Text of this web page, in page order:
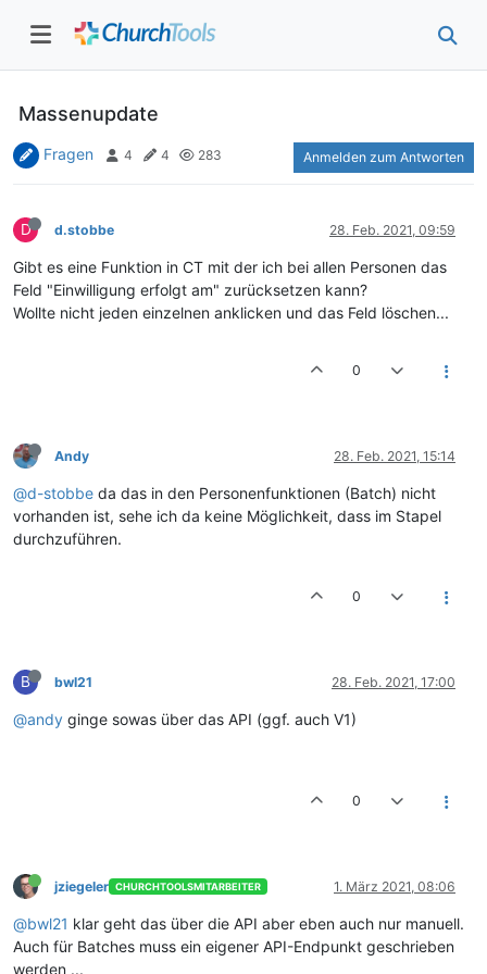
Massenupdate
Fragen 4 4 283 Anmelden zum Antworten
D d.stobbe 28. Feb. 2021, 09:59
Gibt es eine Funktion in CT mit der ich bei allen Personen das
Feld "Einwilligung erfolgt am" zurücksetzen kann?
Wollte nicht jeden einzelnen anklicken und das Feld löschen...
0
Andy 28. Feb. 2021, 15:14
@d-stobbe da das in den Personenfunktionen (Batch) nicht
vorhanden ist, sehe ich da keine Möglichkeit, dass im Stapel
durchzuführen.
0
B bwl21 28. Feb. 2021, 17:00
@andy ginge sowas über das API (ggf. auch V1)
0
jziegeler CHURCHTOOLSMITARBEITER 1. März 2021, 08:06
@bwl21 klar geht das über die API aber eben auch nur manuell.
Auch für Batches muss ein eigener API-Endpunkt geschrieben
werden ...